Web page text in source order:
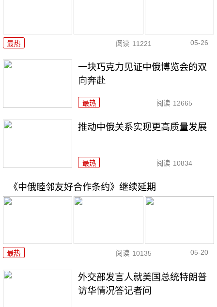
最热 阅读 11221 05-26
一块巧克力见证中俄博览会的双
向奔赴
最热 阅读 12665
推动中俄关系实现更高质量发展
最热 阅读 10834
《中俄睦邻友好合作条约》继续延期
最热 阅读 10135 05-20
外交部发言人就美国总统特朗普
访华情况答记者问